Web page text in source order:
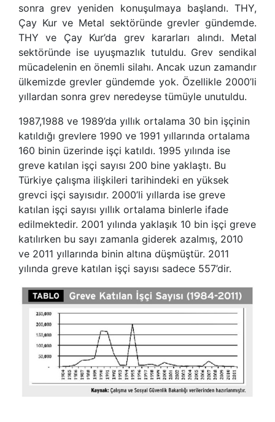
sonra grev yeniden konuşulmaya başlandı. THY,
Çay Kur ve Metal sektöründe grevler gündemde.
THY ve Çay Kur’da grev kararları alındı. Metal
sektöründe ise uyuşmazlık tutuldu. Grev sendikal
mücadelenin en önemli silahı. Ancak uzun zamandır
ülkemizde grevler gündemde yok. Özellikle 2000’li
yıllardan sonra grev neredeyse tümüyle unutuldu.
1987,1988 ve 1989’da yıllık ortalama 30 bin işçinin
katıldığı grevlere 1990 ve 1991 yıllarında ortalama
160 binin üzerinde işçi katıldı. 1995 yılında ise
greve katılan işçi sayısı 200 bine yaklaştı. Bu
Türkiye çalışma ilişkileri tarihindeki en yüksek
grevci işçi sayısıdır. 2000’li yıllarda ise greve
katılan işçi sayısı yıllık ortalama binlerle ifade
edilmektedir. 2001 yılında yaklaşık 10 bin işçi greve
katılırken bu sayı zamanla giderek azalmış, 2010
ve 2011 yıllarında binin altına düşmüştür. 2011
yılında greve katılan işçi sayısı sadece 557’dir.